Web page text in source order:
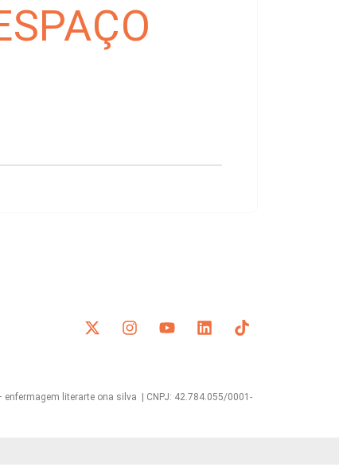
literarte ona silva | CNPJ: 42.784.055/0001-